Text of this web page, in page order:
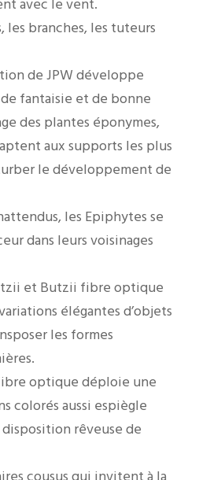
les branches, les tuteurs
de JPW développe
fantaisie et de bonne
des plantes éponymes,
aux supports les plus
le développement de
les Epiphytes se
dans leurs voisinages
et Butzii fibre optique
élégantes d’objets
les formes
optique déploie une
colorés aussi espiègle
rêveuse de